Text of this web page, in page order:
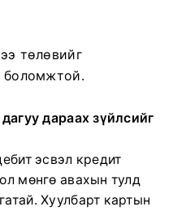
төлөвийг
боломжтой.
дараах зүйлсийг
эсвэл кредит
мөнгө авахын тулд
Хуулбарт картын